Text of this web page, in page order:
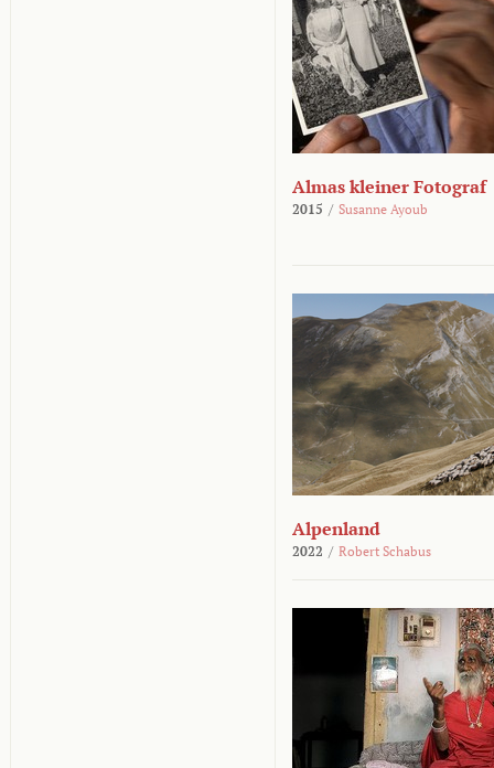
Almas kleiner Fotograf
2015 / Susanne Ayoub
Alpenland
2022 / Robert Schabus